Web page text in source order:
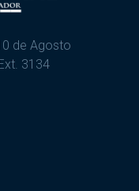
de Agosto
3134